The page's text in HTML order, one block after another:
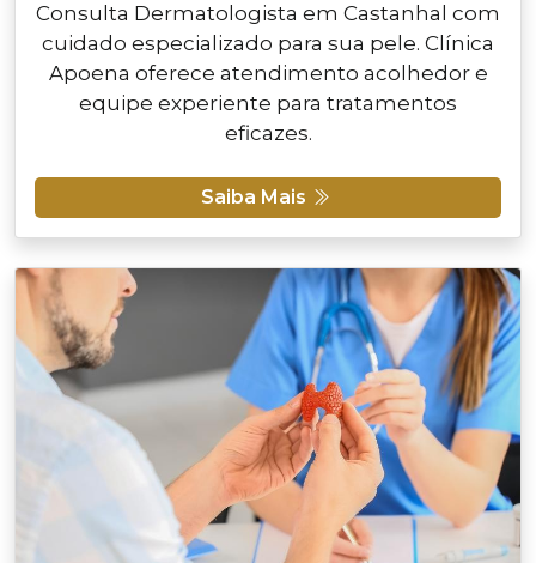
Consulta Dermatologista em Castanhal com
cuidado especializado para sua pele. Clínica
Apoena oferece atendimento acolhedor e
equipe experiente para tratamentos
eficazes.
Saiba Mais